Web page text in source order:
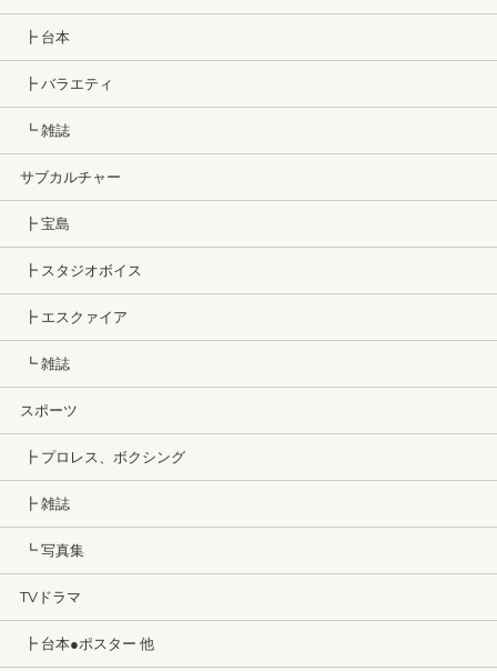
┣ 台本
┣ バラエティ
┗ 雑誌
サブカルチャー
┣ 宝島
┣ スタジオボイス
┣ エスクァイア
┗ 雑誌
スポーツ
┣ プロレス、ボクシング
┣ 雑誌
┗ 写真集
TVドラマ
┣ 台本●ポスター 他